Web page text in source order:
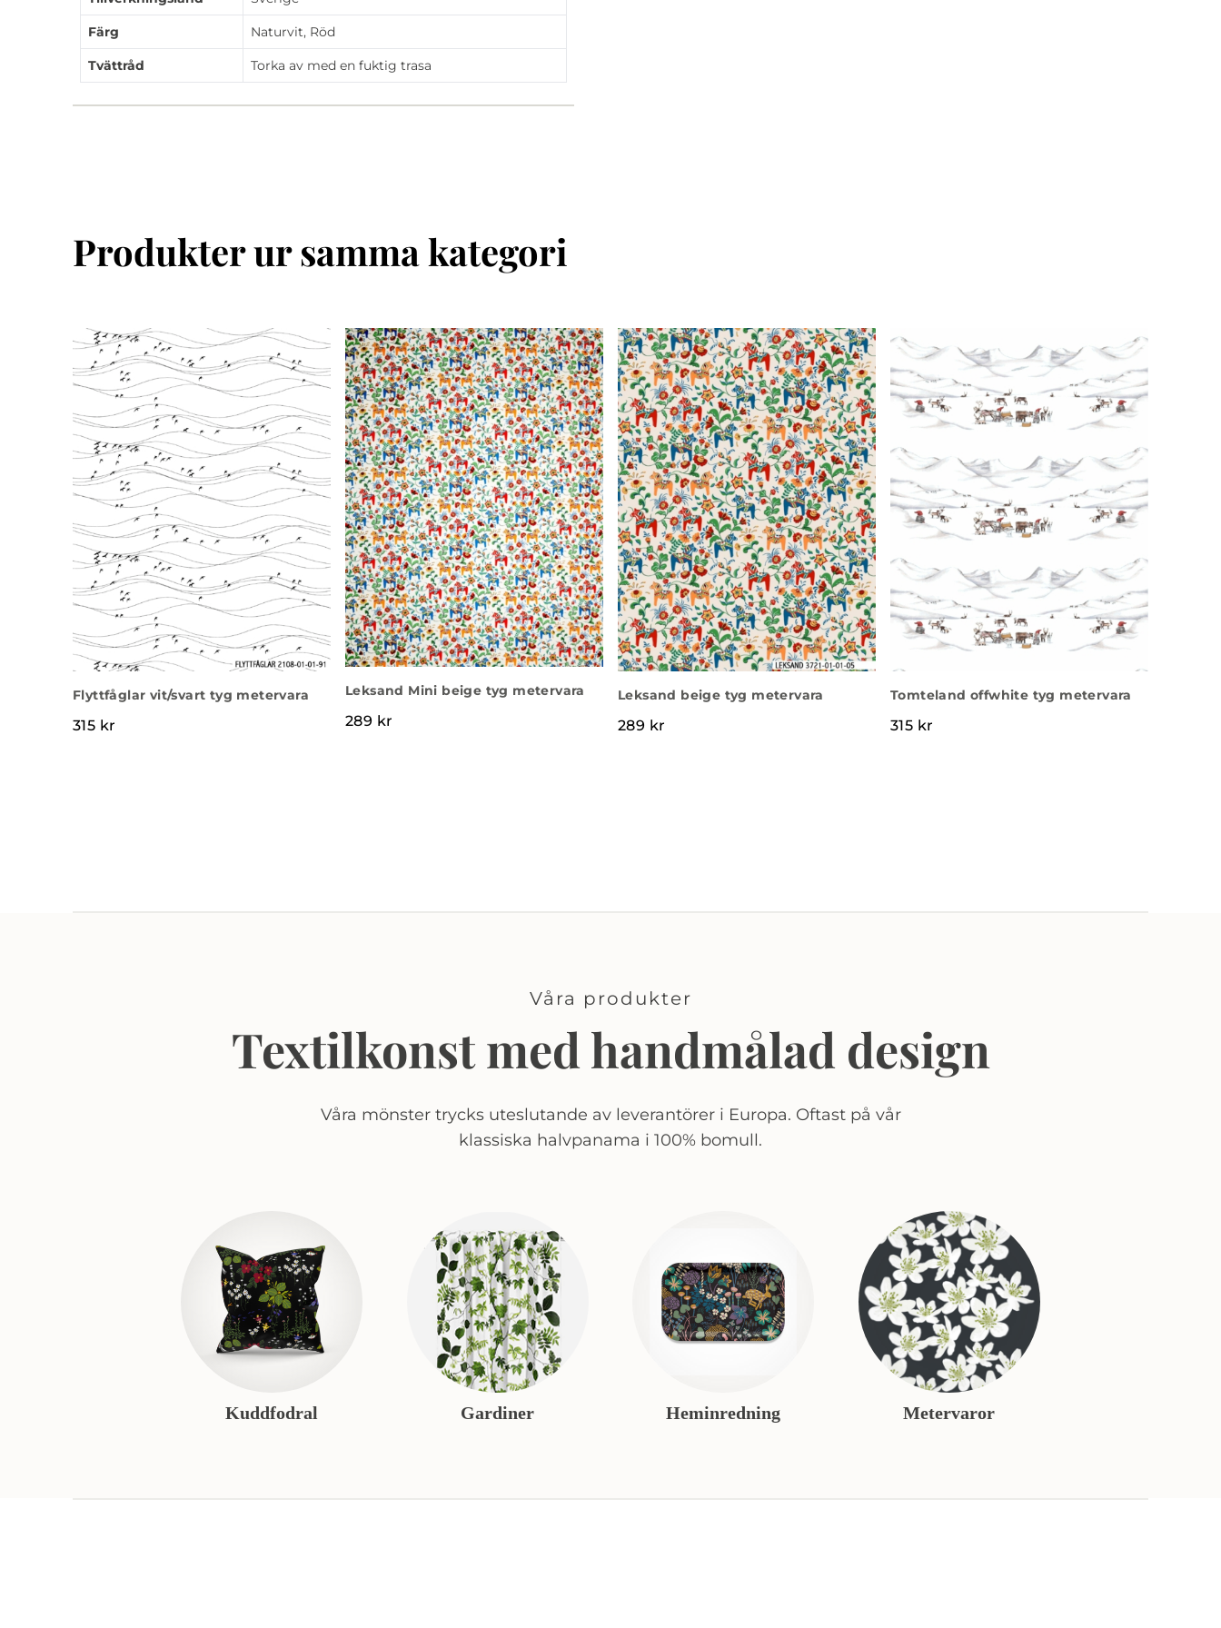
Färg Naturvit, Röd
Tvättråd Torka av med en fuktig trasa
Produkter ur samma kategori
Flyttfåglar vit/svart tyg metervara
315 kr
Leksand Mini beige tyg metervara
289 kr
Leksand beige tyg metervara
289 kr
Tomteland offwhite tyg metervara
315 kr
Våra produkter
Textilkonst med handmålad design
Våra mönster trycks uteslutande av leverantörer i Europa. Oftast på vår
klassiska halvpanama i 100% bomull.
Kuddfodral Gardiner Heminredning Metervaror